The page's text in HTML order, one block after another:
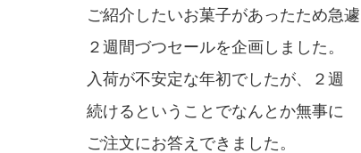
ご紹介したいお菓子があったため急遽
２週間づつセールを企画しました。
入荷が不安定な年初でしたが、２週
続けるということでなんとか無事に
ご注文にお答えできました。